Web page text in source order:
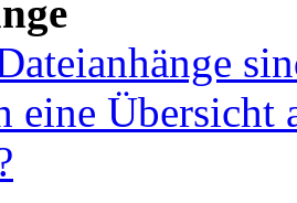
eine Übersicht